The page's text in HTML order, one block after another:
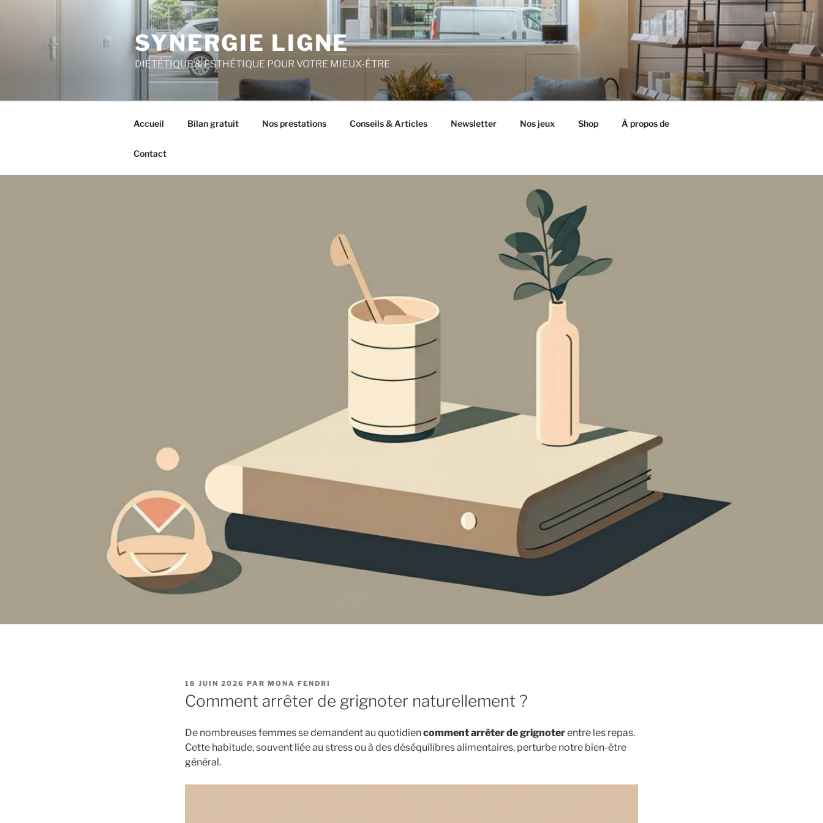
SYNERGIE LIGNE
DIÉTÉTIQUE & ESTHÉTIQUE POUR VOTRE MIEUX-ÊTRE
Accueil Bilan gratuit Nos prestations Conseils & Articles Newsletter Nos jeux Shop À propos de
Contact
PUBLIÉ
LE
18 JUIN 2026 PAR MONA FENDRI
Comment arrêter de grignoter naturellement ?
De nombreuses femmes se demandent au quotidiencomment arrêter de grignoterentre les repas.
Cette habitude, souvent liée au stress ou à des déséquilibres alimentaires, perturbe notre bien-être
général.